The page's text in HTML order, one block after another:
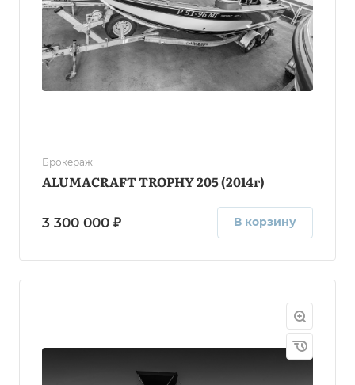
Брокераж
ALUMACRAFT TROPHY 205 (2014г)
3 300 000 ₽ В корзину